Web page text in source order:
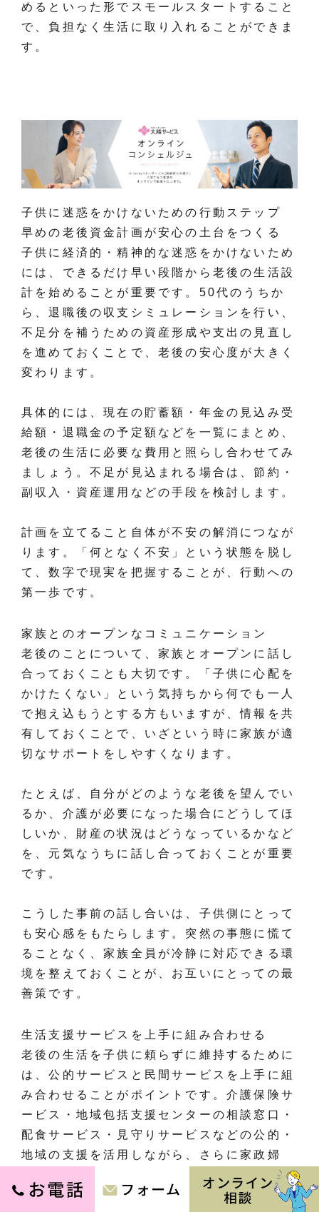
めるといった形でスモールスタートすること
で、負担なく生活に取り入れることができま
す。
子供に迷惑をかけないための行動ステップ
早めの老後資金計画が安心の土台をつくる
子供に経済的・精神的な迷惑をかけないため
には、できるだけ早い段階から老後の生活設
計を始めることが重要です。50代のうちか
ら、退職後の収支シミュレーションを行い、
不足分を補うための資産形成や支出の見直し
を進めておくことで、老後の安心度が大きく
変わります。
具体的には、現在の貯蓄額・年金の見込み受
給額・退職金の予定額などを一覧にまとめ、
老後の生活に必要な費用と照らし合わせてみ
ましょう。不足が見込まれる場合は、節約・
副収入・資産運用などの手段を検討します。
計画を立てること自体が不安の解消につなが
ります。「何となく不安」という状態を脱し
て、数字で現実を把握することが、行動への
第一歩です。
家族とのオープンなコミュニケーション
老後のことについて、家族とオープンに話し
合っておくことも大切です。「子供に心配を
かけたくない」という気持ちから何でも一人
で抱え込もうとする方もいますが、情報を共
有しておくことで、いざという時に家族が適
切なサポートをしやすくなります。
たとえば、自分がどのような老後を望んでい
るか、介護が必要になった場合にどうしてほ
しいか、財産の状況はどうなっているかなど
を、元気なうちに話し合っておくことが重要
です。
こうした事前の話し合いは、子供側にとって
も安心感をもたらします。突然の事態に慌て
ることなく、家族全員が冷静に対応できる環
境を整えておくことが、お互いにとっての最
善策です。
生活支援サービスを上手に組み合わせる
老後の生活を子供に頼らずに維持するために
は、公的サービスと民間サービスを上手に組
み合わせることがポイントです。介護保険サ
ービス・地域包括支援センターの相談窓口・
配食サービス・見守りサービスなどの公的・
地域の支援を活用しながら、さらに家政婦
（家事代行）サービスを組み合わせること
で、より充実した生活支援体制を整えること